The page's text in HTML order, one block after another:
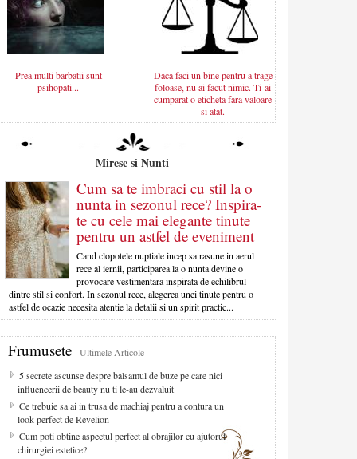
Prea multi barbatii sunt
psihopati...
Daca faci un bine pentru a trage
foloase, nu ai facut nimic. Ti-ai
cumparat o eticheta fara valoare
si atat.
Mirese si Nunti
Cum sa te imbraci cu stil la o
nunta in sezonul rece? Inspira-
te cu cele mai elegante tinute
pentru un astfel de eveniment
Cand clopotele nuptiale incep sa rasune in aerul
rece al iernii, participarea la o nunta devine o
provocare vestimentara inspirata de echilibrul
dintre stil si confort. In sezonul rece, alegerea unei tinute pentru o
astfel de ocazie necesita atentie la detalii si un spirit practic...
Frumusete- Ultimele Articole
5 secrete ascunse despre balsamul de buze pe care nici
influencerii de beauty nu ti le-au dezvaluit
Ce trebuie sa ai in trusa de machiaj pentru a contura un
look perfect de Revelion
Cum poti obtine aspectul perfect al obrajilor cu ajutorul
chirurgiei estetice?